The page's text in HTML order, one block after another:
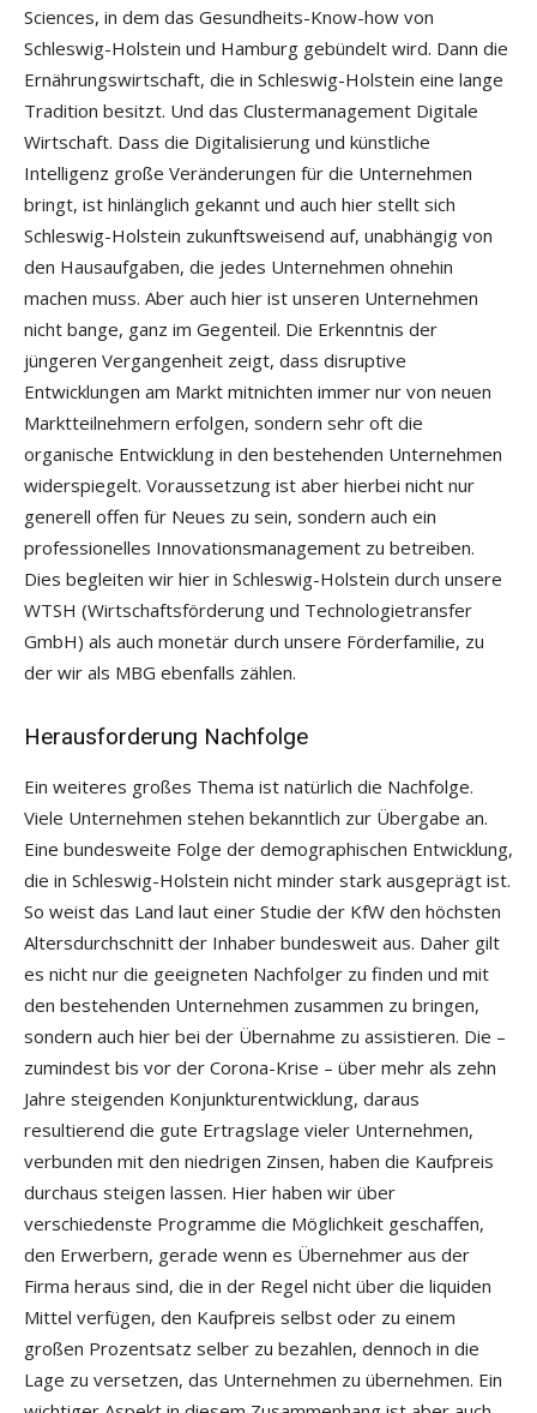
Sciences, in dem das Gesundheits-Know-how von
Schleswig-Holstein und Hamburg gebündelt wird. Dann die
Ernährungswirtschaft, die in Schleswig-Holstein eine lange
Tradition besitzt. Und das Clustermanagement Digitale
Wirtschaft. Dass die Digitalisierung und künstliche
Intelligenz große Veränderungen für die Unternehmen
bringt, ist hinlänglich gekannt und auch hier stellt sich
Schleswig-Holstein zukunftsweisend auf, unabhängig von
den Hausaufgaben, die jedes Unternehmen ohnehin
machen muss. Aber auch hier ist unseren Unternehmen
nicht bange, ganz im Gegenteil. Die Erkenntnis der
jüngeren Vergangenheit zeigt, dass disruptive
Entwicklungen am Markt mitnichten immer nur von neuen
Marktteilnehmern erfolgen, sondern sehr oft die
organische Entwicklung in den bestehenden Unternehmen
widerspiegelt. Voraussetzung ist aber hierbei nicht nur
generell offen für Neues zu sein, sondern auch ein
professionelles Innovationsmanagement zu betreiben.
Dies begleiten wir hier in Schleswig-Holstein durch unsere
WTSH (Wirtschaftsförderung und Technologietransfer
GmbH) als auch monetär durch unsere Förderfamilie, zu
der wir als MBG ebenfalls zählen.
Herausforderung Nachfolge
Ein weiteres großes Thema ist natürlich die Nachfolge.
Viele Unternehmen stehen bekanntlich zur Übergabe an.
Eine bundesweite Folge der demographischen Entwicklung,
die in Schleswig-Holstein nicht minder stark ausgeprägt ist.
So weist das Land laut einer Studie der KfW den höchsten
Altersdurchschnitt der Inhaber bundesweit aus. Daher gilt
es nicht nur die geeigneten Nachfolger zu finden und mit
den bestehenden Unternehmen zusammen zu bringen,
sondern auch hier bei der Übernahme zu assistieren. Die –
zumindest bis vor der Corona-Krise – über mehr als zehn
Jahre steigenden Konjunkturentwicklung, daraus
resultierend die gute Ertragslage vieler Unternehmen,
verbunden mit den niedrigen Zinsen, haben die Kaufpreis
durchaus steigen lassen. Hier haben wir über
verschiedenste Programme die Möglichkeit geschaffen,
den Erwerbern, gerade wenn es Übernehmer aus der
Firma heraus sind, die in der Regel nicht über die liquiden
Mittel verfügen, den Kaufpreis selbst oder zu einem
großen Prozentsatz selber zu bezahlen, dennoch in die
Lage zu versetzen, das Unternehmen zu übernehmen. Ein